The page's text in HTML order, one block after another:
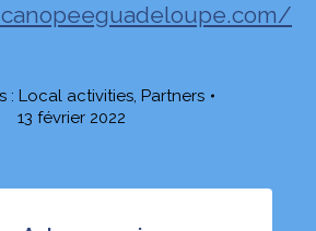
: Local activities, Partners
13 février 2022